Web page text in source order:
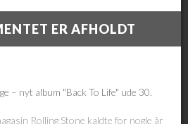
ER AFHOLDT
– nyt album "Back To Life" ude 30.
Rolling Stone kaldte for nogle år